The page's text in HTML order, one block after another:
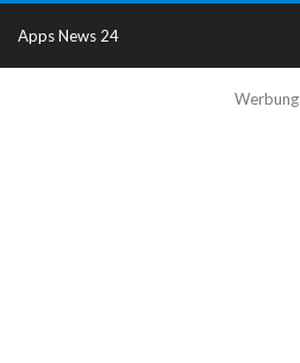
Werbung
Apps News 24